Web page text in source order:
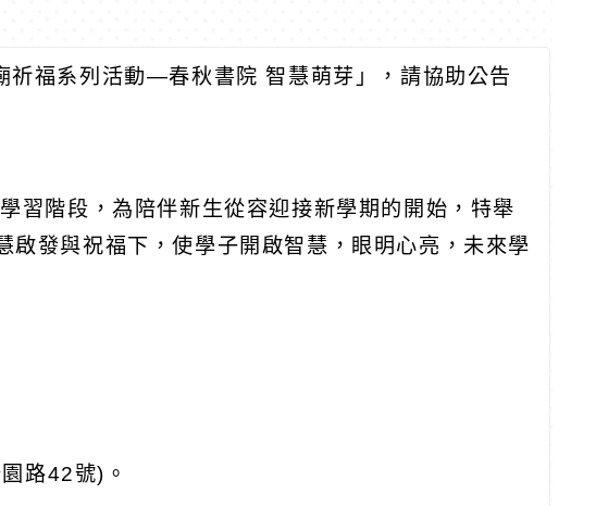
福系列活動—春秋書院 智慧萌芽」，請協助公告
習階段，為陪伴新生從容迎接新學期的開始，特舉
發與祝福下，使學子開啟智慧，眼明心亮，未來學
路42號)。